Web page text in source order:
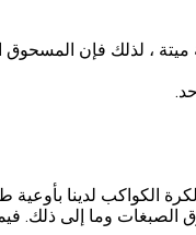
الكواكب لدينا
وما إلى ذلك.